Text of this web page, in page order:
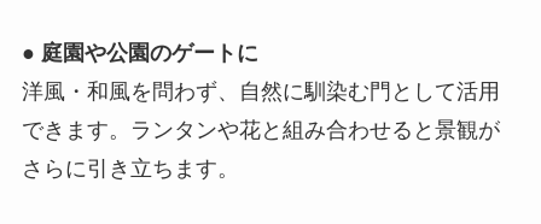
● 庭園や公園のゲートに
洋風・和風を問わず、自然に馴染む門として活用
できます。ランタンや花と組み合わせると景観が
さらに引き立ちます。